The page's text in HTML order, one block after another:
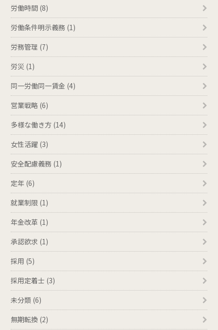
労働時間 (8)
労働条件明示義務 (1)
労務管理 (7)
労災 (1)
同一労働同一賃金 (4)
営業戦略 (6)
多様な働き方 (14)
女性活躍 (3)
安全配慮義務 (1)
定年 (6)
就業制限 (1)
年金改革 (1)
承認欲求 (1)
採用 (5)
採用定着士 (3)
未分類 (6)
無期転換 (2)